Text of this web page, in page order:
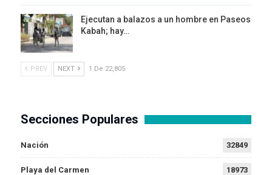
Ejecutan a balazos a un hombre en Paseos
Kabah; hay…
PREV NEXT 1 De 22,805
Secciones Populares
Nación 32849
Playa del Carmen 18973